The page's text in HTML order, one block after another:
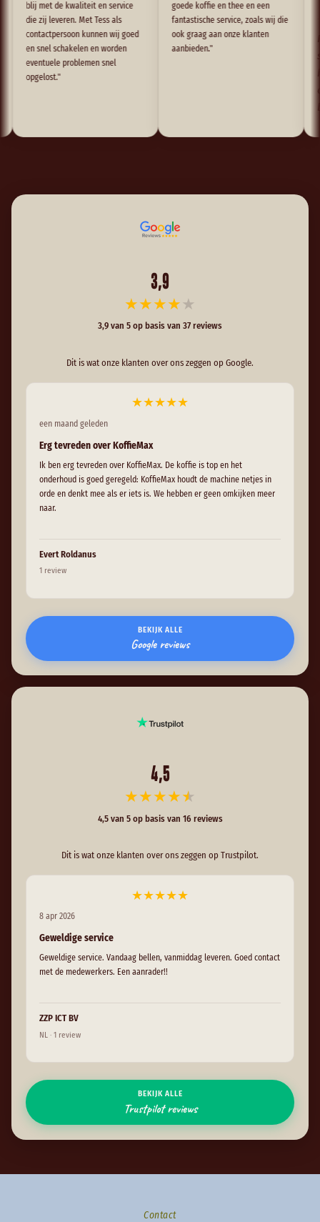
blij met de kwaliteit en service
die zij leveren. Met Tess als
contactpersoon kunnen wij goed
en snel schakelen en worden
eventuele problemen snel
opgelost."
goede koffie en thee en een
fantastische service, zoals wij die
ook graag aan onze klanten
aanbieden."
3,9
★★★★★
3,9 van 5 op basis van 37 reviews
Dit is wat onze klanten over ons zeggen op Google.
★★★★★
een maand geleden
Erg tevreden over KoffieMax
Ik ben erg tevreden over KoffieMax. De koffie is top en het
onderhoud is goed geregeld: KoffieMax houdt de machine netjes in
orde en denkt mee als er iets is. We hebben er geen omkijken meer
naar.
Evert Roldanus
1 review
BEKIJK ALLE
Google reviews
4,5
★★★★★
4,5 van 5 op basis van 16 reviews
Dit is wat onze klanten over ons zeggen op Trustpilot.
★★★★★
8 apr 2026
Geweldige service
Geweldige service. Vandaag bellen, vanmiddag leveren. Goed contact
met de medewerkers. Een aanrader!!
ZZP ICT BV
NL · 1 review
BEKIJK ALLE
Trustpilot reviews
Contact